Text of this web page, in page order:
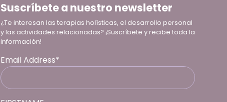
Suscríbete a nuestro newsletter
¿Te interesan las terapias holísticas, el desarrollo personal
y las actividades relacionadas? ¡Suscríbete y recibe toda la
información!
Email Address*